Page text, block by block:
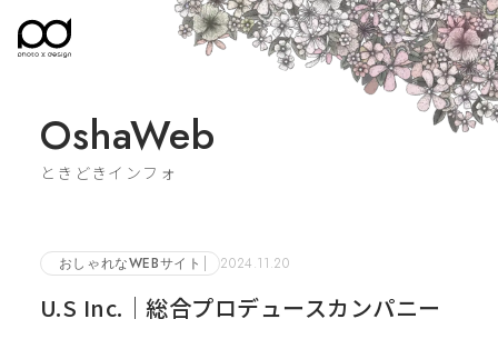
OshaWeb
ときどきインフォ
おしゃれなWEBサイト 2024.11.20
U.S Inc.｜総合プロデュースカンパニー